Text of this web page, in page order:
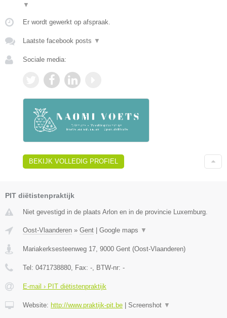
▼
Er wordt gewerkt op afspraak.
Laatste facebook posts ▼
Sociale media:
BEKIJK VOLLEDIG PROFIEL
PIT diëtistenpraktijk
Niet gevestigd in de plaats Arlon en in de provincie Luxemburg.
Oost-Vlaanderen » Gent Google maps ▼
Mariakerksesteenweg 17, 9000 Gent (Oost-Vlaanderen)
Tel: 0471738880, Fax: -, BTW-nr: -
E-mail › PIT diëtistenpraktijk
Website: http://www.praktijk-pit.be Screenshot ▼